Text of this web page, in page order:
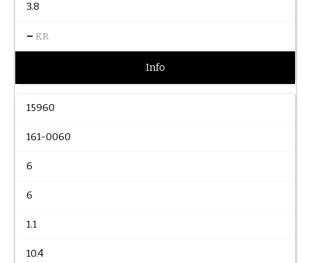
3.8
– KR
Info
15960
161-0060
6
6
1.1
10.4